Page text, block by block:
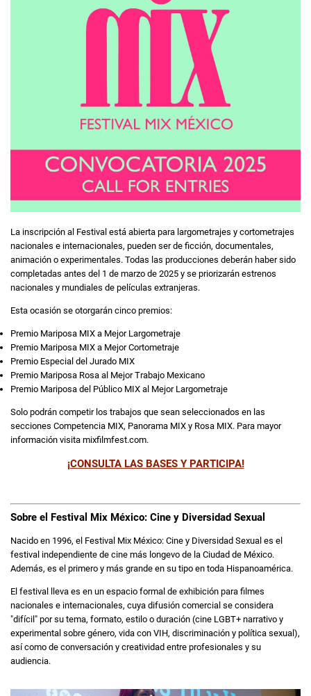
La inscripción al Festival está abierta para largometrajes y cortometrajes
nacionales e internacionales, pueden ser de ficción, documentales,
animación o experimentales. Todas las producciones deberán haber sido
completadas antes del 1 de marzo de 2025 y se priorizarán estrenos
nacionales y mundiales de películas extranjeras.
Esta ocasión se otorgarán cinco premios:
Premio Mariposa MIX a Mejor Largometraje
Premio Mariposa MIX a Mejor Cortometraje
Premio Especial del Jurado MIX
Premio Mariposa Rosa al Mejor Trabajo Mexicano
Premio Mariposa del Público MIX al Mejor Largometraje
Solo podrán competir los trabajos que sean seleccionados en las
secciones Competencia MIX, Panorama MIX y Rosa MIX. Para mayor
información visita mixfilmfest.com.
¡CONSULTA LAS BASES Y PARTICIPA!
Sobre el Festival Mix México: Cine y Diversidad Sexual
Nacido en 1996, el Festival Mix México: Cine y Diversidad Sexual es el
festival independiente de cine más longevo de la Ciudad de México.
Además, es el primero y más grande en su tipo en toda Hispanoamérica.
El festival lleva es en un espacio formal de exhibición para filmes
nacionales e internacionales, cuya difusión comercial se considera
"difícil" por su tema, formato, estilo o duración (cine LGBT+ narrativo y
experimental sobre género, vida con VIH, discriminación y política sexual),
así como de conversación y creatividad entre profesionales y su
audiencia.